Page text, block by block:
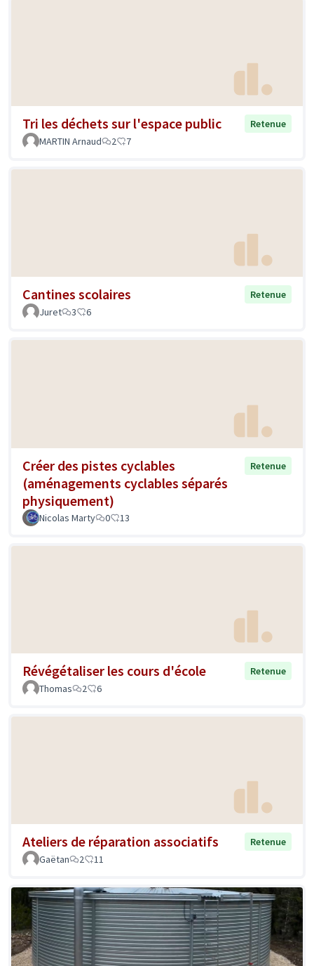
Tri les déchets sur l'espace public
Retenue
MARTIN Arnaud
2 7
Cantines scolaires
Retenue
Juret
3 6
Créer des pistes cyclables
(aménagements cyclables séparés
physiquement)
Retenue
Nicolas Marty 0 13
Révégétaliser les cours d'école
Retenue
Thomas
2 6
Ateliers de réparation associatifs
Retenue
Gaëtan
2 11